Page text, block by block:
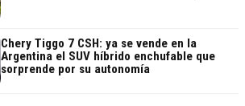
Chery Tiggo 7 CSH: ya se vende en la
Argentina el SUV híbrido enchufable que
sorprende por su autonomía